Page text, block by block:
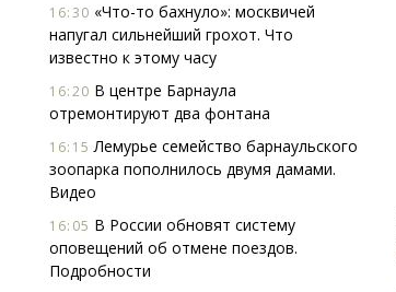
16:30 «Что-то бахнуло»: москвичей
напугал сильнейший грохот. Что
известно к этому часу
16:20 В центре Барнаула
отремонтируют два фонтана
16:15 Лемурье семейство барнаульского
зоопарка пополнилось двумя дамами.
Видео
16:05 В России обновят систему
оповещений об отмене поездов.
Подробности